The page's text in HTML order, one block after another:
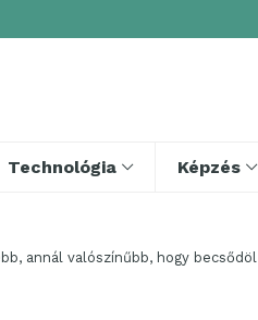
Technológia Képzés
annál valószínűbb, hogy becsődöl